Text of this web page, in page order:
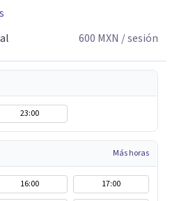
del Duelo Infantil, El objeto
Narcisismo, del mito a la
600 MXN / sesión
23:00
Más horas
16:00
17:00